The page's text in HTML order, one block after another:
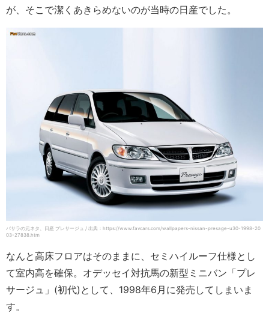
が、そこで潔くあきらめないのが当時の日産でした。
バサラの元ネタ、日産 プレサージュ / 出典：https://www.favcars.com/wallpapers-nissan-presage-u30-1998-20
03-27838.htm
なんと高床フロアはそのままに、セミハイルーフ仕様とし
て室内高を確保。オデッセイ対抗馬の新型ミニバン「プレ
サージュ」(初代)として、1998年6月に発売してしまいま
す。